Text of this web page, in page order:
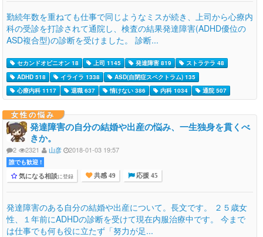
勤続年数を重ねても仕事で同じようなミスが続き、上司から心療内
科の受診を打診されて通院し、検査の結果発達障害(ADHD優位の
ASD複合型)の診断を受けました。 診断...
セカンドオピニオン 18 上司 1145 発達障害 819
ストラテラ 48
ADHD 518
イライラ 1338
ASD(自閉症スペクトラム) 135
心療内科 1117
退職 637 情けない 386 内科 1034 通院 507
女性の悩み
発達障害の自分の結婚や出産の悩み、一生独身を貫くべ
きか。
2 2321 山彦 2018-01-03 19:57
誰でも歓迎 !
気になる相談に登録 共感 49 応援 45
発達障害のある自分の結婚や出産について。長文です。 ２５歳女
性、１年前にADHDの診断を受けて現在内服治療中です。 今まで
は仕事でも何も役に立たず「努力が足...